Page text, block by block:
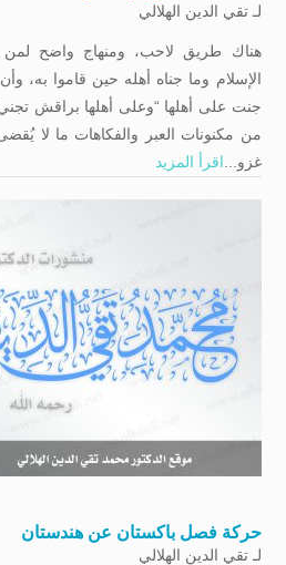
لـتقي الدين الهلالي
هناك طريق لاحب، ومنهاج واضح
الإسلام وما جناه أهله حين قاموا به،
جنت على أهلها “وعلى أهلها براقش
من مكنونات العبر والفكاهات ما لا
غزو...اقرأ المزيد
حركة فصل باكستان عن هندستان
لـتقي الدين الهلالي